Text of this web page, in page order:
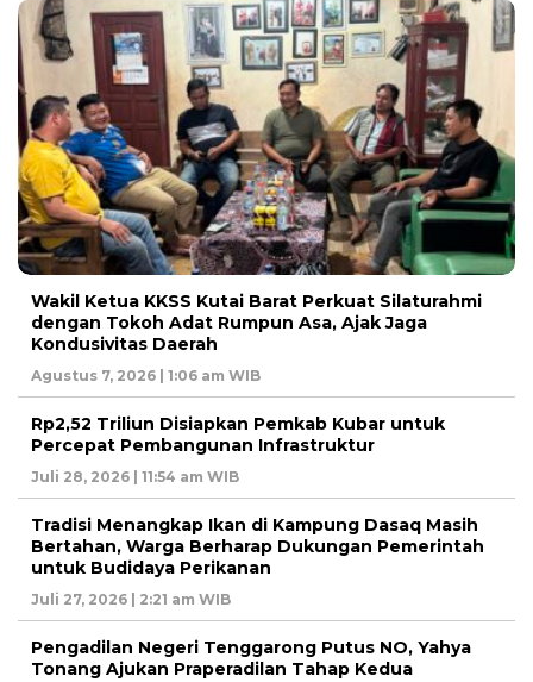
Wakil Ketua KKSS Kutai Barat Perkuat Silaturahmi
dengan Tokoh Adat Rumpun Asa, Ajak Jaga
Kondusivitas Daerah
Agustus 7, 2026 | 1:06 am WIB
Rp2,52 Triliun Disiapkan Pemkab Kubar untuk
Percepat Pembangunan Infrastruktur
Juli 28, 2026 | 11:54 am WIB
Tradisi Menangkap Ikan di Kampung Dasaq Masih
Bertahan, Warga Berharap Dukungan Pemerintah
untuk Budidaya Perikanan
Juli 27, 2026 | 2:21 am WIB
Pengadilan Negeri Tenggarong Putus NO, Yahya
Tonang Ajukan Praperadilan Tahap Kedua